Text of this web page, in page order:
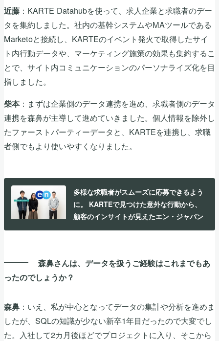
近藤 ：KARTE Datahubを使って、求人企業と求職者のデー
タを集約しました。社内の基幹システムやMAツールである
Marketoと接続し、KARTEのイベント発火で取得したサイ
ト内行動データや、マーケティング施策の効果も集約するこ
とで、サイト内コミュニケーションのパーソナライズ化を目
指しました。
柴本：まずは企業側のデータ連携を進め、求職者側のデータ
連携を森鼻が主導して進めていきました。個人情報を除外し
たファーストパーティーデータと、KARTEを連携し、求職
者側でもより使いやすくなりました。
多様な求職者がスムーズに応募できるよう
に。 KARTEで見つけた意外な行動から、
顧客のインサイトが見えたエン・ジャパン
森鼻さんは、データを扱うご経験はこれまでもあ
ったのでしょうか？
森鼻 ：いえ、私が中心となってデータの集計や分析を進めま
したが、SQLの知識が少ない新卒1年目だったので大変でし
た。入社して2カ月後ほどでプロジェクトに入り、そこから